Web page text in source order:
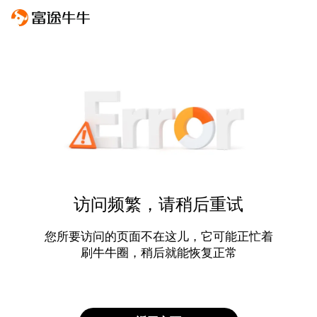
访问频繁，请稍后重试
您所要访问的页面不在这儿，它可能正忙着
刷牛牛圈，稍后就能恢复正常